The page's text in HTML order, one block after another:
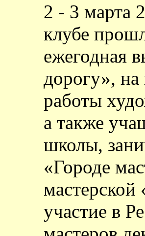
2 - 3 марта
клубе
ежегодная
дорогу»,
работы
а также
школы,
«Городе
участие в